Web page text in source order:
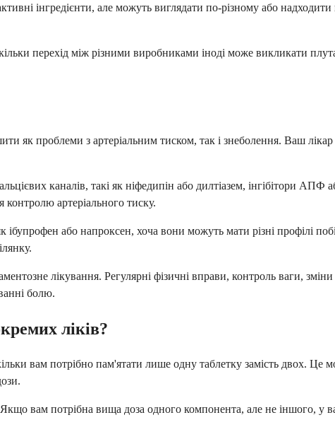
інгредієнти, але можуть виглядати по-різному або
перехід між різними виробниками іноді може викликати
як проблеми з артеріальним тиском, так і знеболення. Ваш
каналів, такі як ніфедипін або дилтіазем, інгібітори АПФ
артеріального тиску.
або напроксен, хоча вони можуть мати різні профілі
лікування. Регулярні фізичні вправи, контроль ваги,
болю.
ліків?
вам потрібно пам'ятати лише одну таблетку замість двох.
вам потрібна вища доза одного компонента, але не іншого, у